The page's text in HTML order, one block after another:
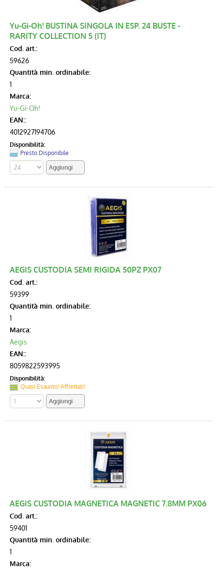
Yu-Gi-Oh! BUSTINA SINGOLA IN ESP. 24 BUSTE -
RARITY COLLECTION 5 (IT)
Cod. art.:
59626
Quantità min. ordinabile:
1
Marca:
Yu-Gi-Oh!
EAN::
4012927194706
Disponibilità:
Presto Disponibile
AEGIS CUSTODIA SEMI RIGIDA 50PZ PX07
Cod. art.:
59399
Quantità min. ordinabile:
1
Marca:
Aegis
EAN::
8059822593995
Disponibilità:
Quasi Esaurito! Affrettati!
AEGIS CUSTODIA MAGNETICA MAGNETIC 7.8MM PX06
Cod. art.:
59401
Quantità min. ordinabile:
1
Marca: